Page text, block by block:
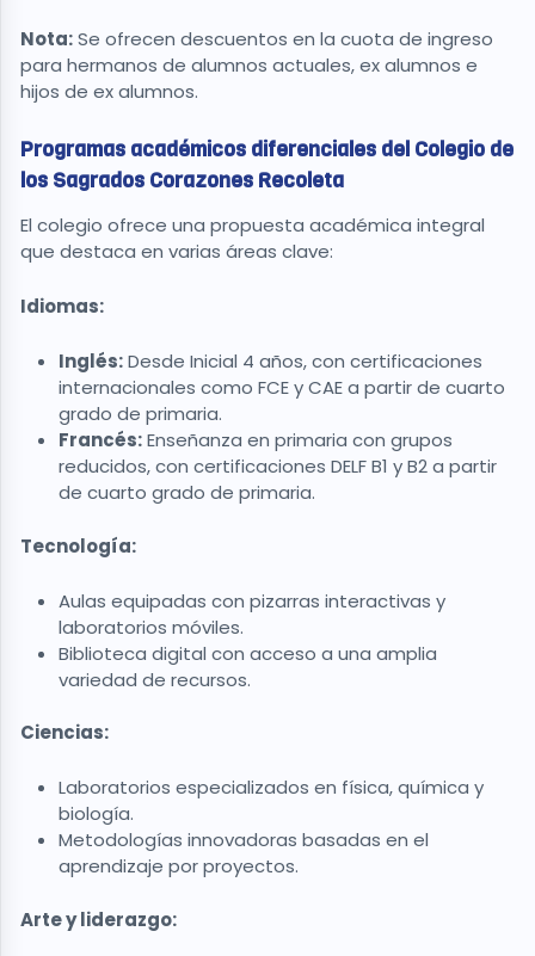
Nota:Se ofrecen descuentos en la cuota de ingreso
para hermanos de alumnos actuales, ex alumnos e
hijos de ex alumnos.
Programas académicos diferenciales del Colegio de
los Sagrados Corazones Recoleta
El colegio ofrece una propuesta académica integral
que destaca en varias áreas clave:
Idiomas:
Inglés:Desde Inicial 4 años, con certificaciones
internacionales como FCE y CAE a partir de cuarto
grado de primaria.
Francés:Enseñanza en primaria con grupos
reducidos, con certificaciones DELF B1 y B2 a partir
de cuarto grado de primaria.
Tecnología:
Aulas equipadas con pizarras interactivas y
laboratorios móviles.
Biblioteca digital con acceso a una amplia
variedad de recursos.
Ciencias:
Laboratorios especializados en física, química y
biología.
Metodologías innovadoras basadas en el
aprendizaje por proyectos.
Arte y liderazgo: